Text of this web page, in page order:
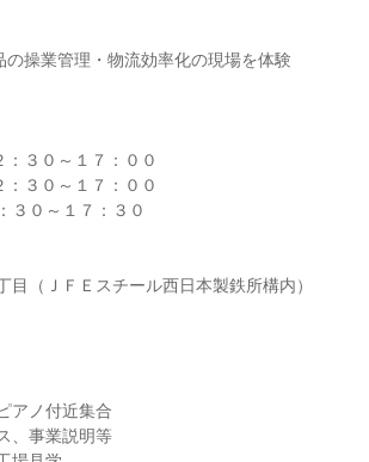
操業管理・物流効率化の現場を体験
３０～１７：００
３０～１７：００
３０～１７：３０
（ＪＦＥスチール西日本製鉄所構内）
アノ付近集合
、事業説明等